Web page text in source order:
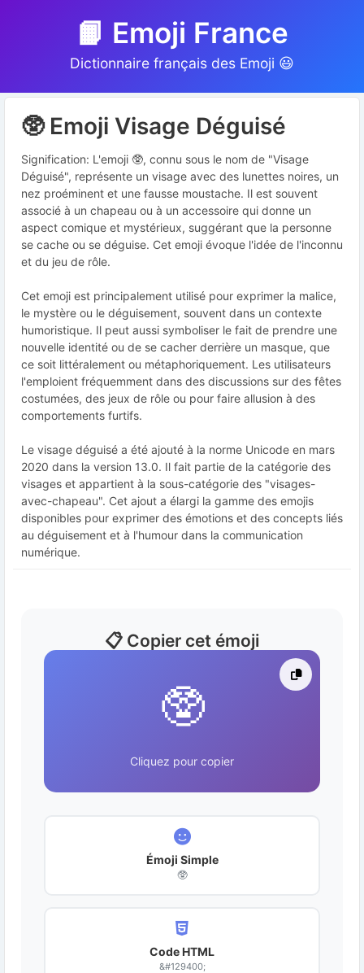
📙 Emoji France
Dictionnaire français des Emoji 😃
🥸 Emoji Visage Déguisé
Signification: L'emoji 🥸, connu sous le nom de "Visage
Déguisé", représente un visage avec des lunettes noires, un
nez proéminent et une fausse moustache. Il est souvent
associé à un chapeau ou à un accessoire qui donne un
aspect comique et mystérieux, suggérant que la personne
se cache ou se déguise. Cet emoji évoque l'idée de l'inconnu
et du jeu de rôle.
Cet emoji est principalement utilisé pour exprimer la malice,
le mystère ou le déguisement, souvent dans un contexte
humoristique. Il peut aussi symboliser le fait de prendre une
nouvelle identité ou de se cacher derrière un masque, que
ce soit littéralement ou métaphoriquement. Les utilisateurs
l'emploient fréquemment dans des discussions sur des fêtes
costumées, des jeux de rôle ou pour faire allusion à des
comportements furtifs.
Le visage déguisé a été ajouté à la norme Unicode en mars
2020 dans la version 13.0. Il fait partie de la catégorie des
visages et appartient à la sous-catégorie des "visages-
avec-chapeau". Cet ajout a élargi la gamme des emojis
disponibles pour exprimer des émotions et des concepts liés
au déguisement et à l'humour dans la communication
numérique.
📋 Copier cet émoji
🥸
Cliquez pour copier
Émoji Simple
🥸
Code HTML
&#129400;